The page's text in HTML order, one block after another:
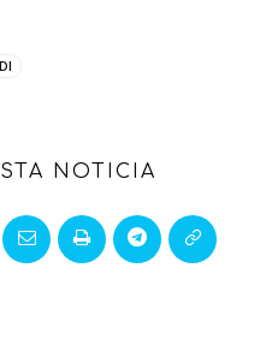
NOTICIA